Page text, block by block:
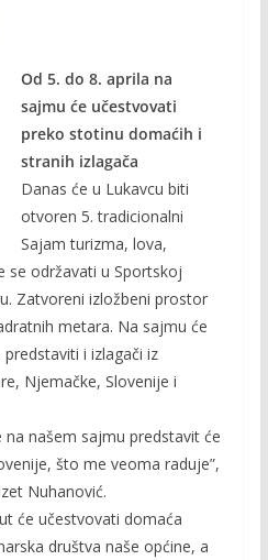
Li
Od 5. do 8. aprila na
sajmu će učestvovati
preko stotinu domaćih i
stranih izlagača
Danas će u Lukavcu biti
otvoren 5. tradicionalni
Sajam turizma, lova,
se održavati u Sportskoj
Zatvoreni izložbeni prostor
metara. Na sajmu će
i izlagači iz
Njemačke, Slovenije i
na našem sajmu predstavit će
što me veoma raduje”,
Nuhanović.
će učestvovati domaća
društva naše općine, a